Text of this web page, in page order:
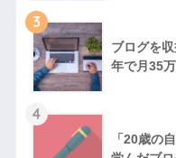
3
ブログを
年で月35万
4
「20歳の